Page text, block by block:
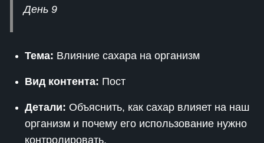
День 9
Тема: Влияние сахара на организм
Вид контента: Пост
Детали: Объяснить, как сахар влияет на наш
организм и почему его использование нужно
контролировать.